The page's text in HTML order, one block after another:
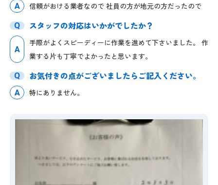
A
信頼がおける業者なので 社員の方が地元の方だったので
Q
スタッフの対応はいかがでしたか？
A
手際がよくスピーディーに作業を進めて下さいました。 作
業する片も丁寧でよかったと思います。
Q
お気付きの点がございましたらご記入ください。
A 特にありません。